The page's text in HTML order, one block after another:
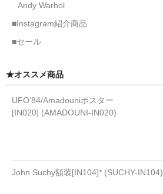
Andy Warhol
■Instagram紹介商品
■セール
★オススメ商品
UFO’84/Amadouniポスター
[IN020] (AMADOUNI-IN020)
John Suchy額装[IN104]* (SUCHY-IN104)